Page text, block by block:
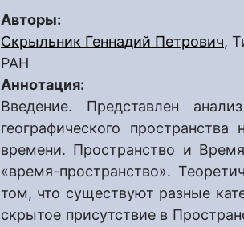
Авторы:
Скрыльник Геннадий Петрович,
РАН
Аннотация:
Введение. Представлен
географического
времени. Пространство и
«время-пространство».
том, что существуют разные
скрытое присутствие в